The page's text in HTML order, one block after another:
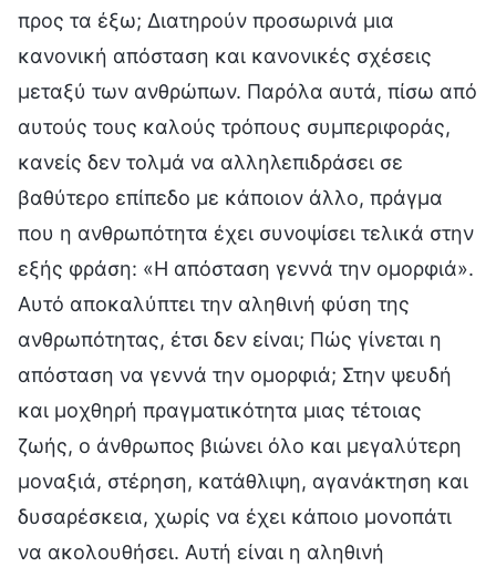
προς τα έξω; Διατηρούν προσωρινά μια
κανονική απόσταση και κανονικές σχέσεις
μεταξύ των ανθρώπων. Παρόλα αυτά, πίσω από
αυτούς τους καλούς τρόπους συμπεριφοράς,
κανείς δεν τολμά να αλληλεπιδράσει σε
βαθύτερο επίπεδο με κάποιον άλλο, πράγμα
που η ανθρωπότητα έχει συνοψίσει τελικά στην
εξής φράση: «Η απόσταση γεννά την ομορφιά».
Αυτό αποκαλύπτει την αληθινή φύση της
ανθρωπότητας, έτσι δεν είναι; Πώς γίνεται η
απόσταση να γεννά την ομορφιά; Στην ψευδή
και μοχθηρή πραγματικότητα μιας τέτοιας
ζωής, ο άνθρωπος βιώνει όλο και μεγαλύτερη
μοναξιά, στέρηση, κατάθλιψη, αγανάκτηση και
δυσαρέσκεια, χωρίς να έχει κάποιο μονοπάτι
να ακολουθήσει. Αυτή είναι η αληθινή